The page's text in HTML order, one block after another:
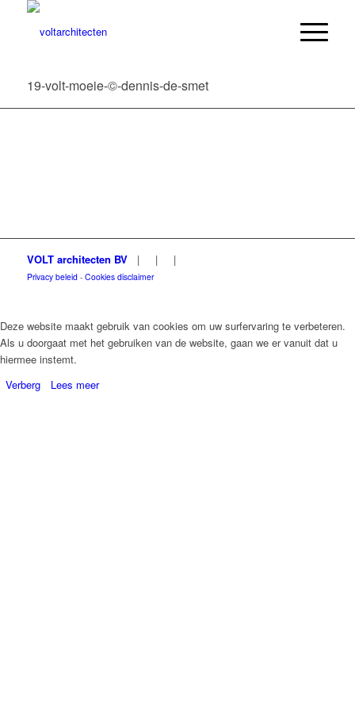
19-volt-moeie-©-dennis-de-smet
VOLT architecten BV| | |
Privacy beleid- Cookies disclaimer
Deze website maakt gebruik van cookies om uw surfervaring te verbeteren.
Als u doorgaat met het gebruiken van de website, gaan we er vanuit dat u
hiermee instemt.
Verberg
Lees meer